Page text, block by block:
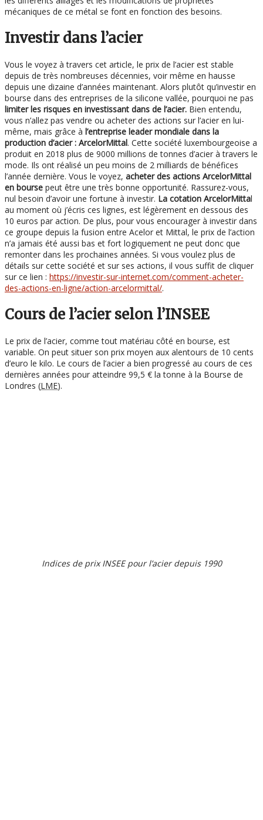
mécaniques de ce métal se font en fonction des besoins.
Investir dans l’acier
Vous le voyez à travers cet article, le prix de l’acier est stable
depuis de très nombreuses décennies, voir même en hausse
depuis une dizaine d’années maintenant. Alors plutôt qu’investir en
bourse dans des entreprises de la silicone vallée, pourquoi ne pas
limiter les risques en investissant dans de l’acier. Bien entendu,
vous n’allez pas vendre ou acheter des actions sur l’acier en lui-
même, mais grâce à l’entreprise leader mondiale dans la
production d’acier : ArcelorMittal. Cette société luxembourgeoise a
produit en 2018 plus de 9000 millions de tonnes d’acier à travers le
mode. Ils ont réalisé un peu moins de 2 milliards de bénéfices
l’année dernière. Vous le voyez, acheter des actions ArcelorMittal
en bourse peut être une très bonne opportunité. Rassurez-vous,
nul besoin d’avoir une fortune à investir. La cotation ArcelorMittal
au moment où j’écris ces lignes, est légèrement en dessous des
10 euros par action. De plus, pour vous encourager à investir dans
ce groupe depuis la fusion entre Acelor et Mittal, le prix de l’action
n’a jamais été aussi bas et fort logiquement ne peut donc que
remonter dans les prochaines années. Si vous voulez plus de
détails sur cette société et sur ses actions, il vous suffit de cliquer
sur ce lien : https://investir-sur-internet.com/comment-acheter-
des-actions-en-ligne/action-arcelormittal/.
Cours de l’acier selon l’INSEE
Le prix de l’acier, comme tout matériau côté en bourse, est
variable. On peut situer son prix moyen aux alentours de 10 cents
d’euro le kilo. Le cours de l’acier a bien progressé au cours de ces
dernières années pour atteindre 99,5 € la tonne à la Bourse de
Londres (LME).
Indices de prix INSEE pour l’acier depuis 1990